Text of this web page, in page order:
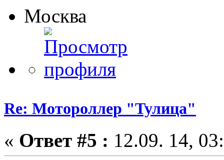
Москва
Re: Мотороллер "Тулица"
« Ответ #5 : 12.09. 14,